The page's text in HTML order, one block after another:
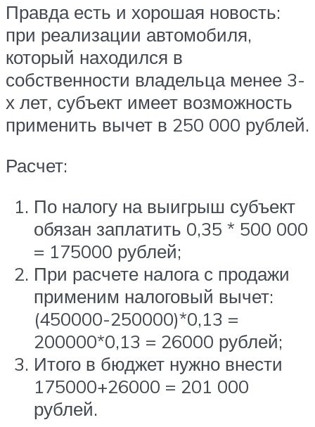
Правда есть и хорошая новость:
при реализации автомобиля,
который находился в
собственности владельца менее 3-
х лет, субъект имеет возможность
применить вычет в 250 000 рублей.
Расчет:
По налогу на выигрыш субъект
обязан заплатить 0,35 * 500 000
= 175000 рублей;
При расчете налога с продажи
применим налоговый вычет:
(450000-250000)*0,13 =
200000*0,13 = 26000 рублей;
Итого в бюджет нужно внести
175000+26000 = 201 000
рублей.